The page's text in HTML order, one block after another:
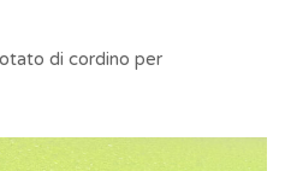
di cordino per